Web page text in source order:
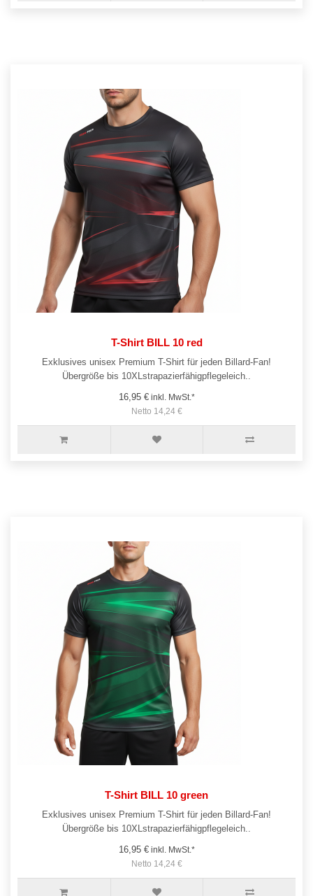
T-Shirt BILL 10 red
Exklusives unisex Premium T-Shirt für jeden Billard-Fan!
Übergröße bis 10XLstrapazierfähigpflegeleich..
16,95 €inkl. MwSt.*
Netto 14,24 €
T-Shirt BILL 10 green
Exklusives unisex Premium T-Shirt für jeden Billard-Fan!
Übergröße bis 10XLstrapazierfähigpflegeleich..
16,95 €inkl. MwSt.*
Netto 14,24 €